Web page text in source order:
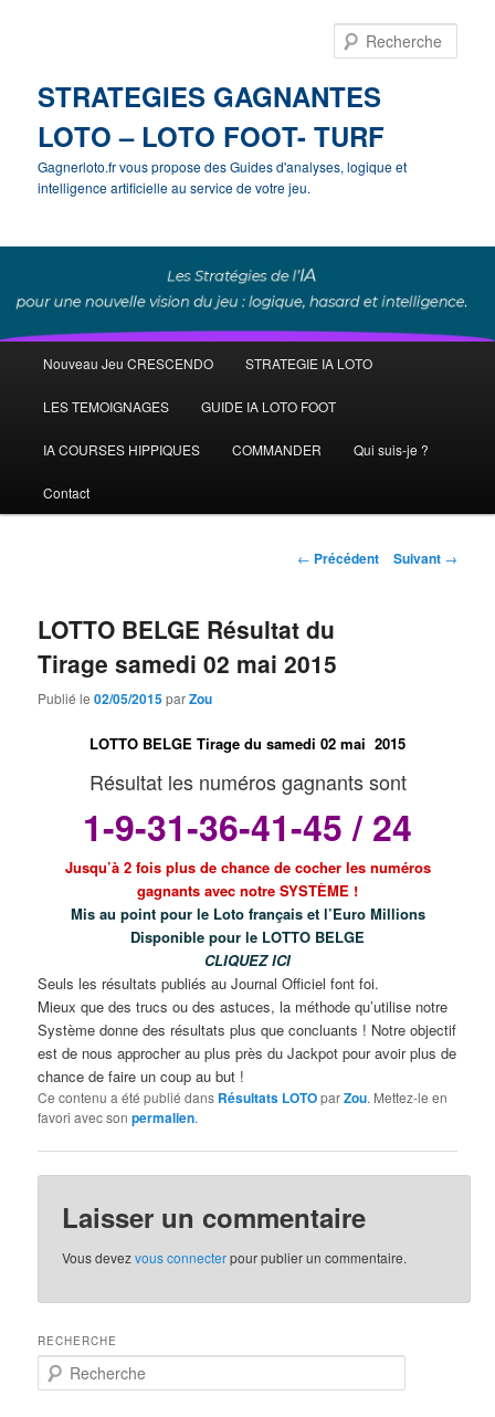
STRATEGIES GAGNANTES
LOTO – LOTO FOOT- TURF
Gagnerloto.fr vous propose des Guides d'analyses, logique et
intelligence artificielle au service de votre jeu.
principal
Aller
au
contenu
Nouveau Jeu CRESCENDO STRATEGIE IA LOTO
LES TEMOIGNAGES GUIDE IA LOTO FOOT
IA COURSES HIPPIQUES COMMANDER Qui suis-je ?
Contact
Navigation
← Précédent Suivant →
LOTTO BELGE Résultat du
Tirage samedi 02 mai 2015
Publié le02/05/2015parZou
LOTTO BELGE Tirage du samedi 02 mai 2015
Résultat les numéros gagnants sont
1-9-31-36-41-45 / 24
Jusqu’à 2 fois plus de chance de cocher les numéros
gagnants avec notre SYSTÈME !
Mis au point pour le Loto français et l’Euro Millions
Disponible pour le LOTTO BELGE
CLIQUEZ ICI
Seuls les résultats publiés au Journal Officiel font foi.
Mieux que des trucs ou des astuces, la méthode qu’utilise notre
Système donne des résultats plus que concluants ! Notre objectif
est de nous approcher au plus près du Jackpot pour avoir plus de
chance de faire un coup au but !
Ce contenu a été publié dans Résultats LOTOparZou. Mettez-le en
favori avec sonpermalien.
Laisser un commentaire
Vous devezvous connecterpour publier un commentaire.
RECHERCHE
e